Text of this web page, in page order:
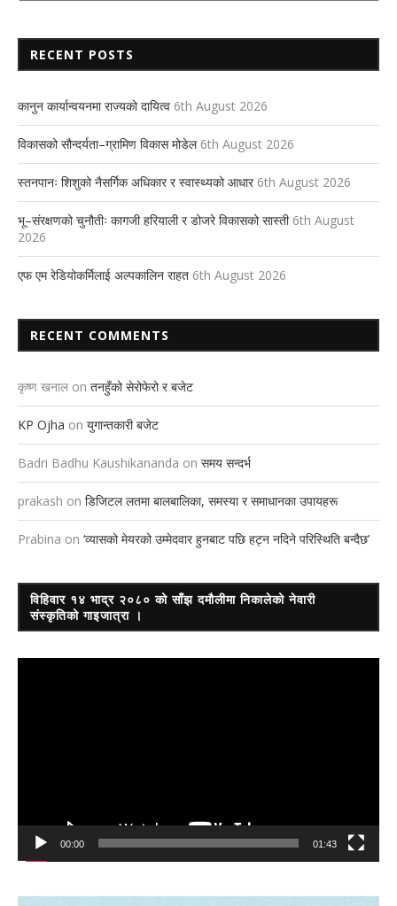
RECENT POSTS
कानुन कार्यान्वयनमा राज्यको दायित्व 6th August 2026
विकासको सौन्दर्यता–ग्रामिण विकास मोडेल 6th August 2026
स्तनपानः शिशुको नैसर्गिक अधिकार र स्वास्थ्यको आधार 6th August 2026
भू–संरक्षणको चुनौतीः कागजी हरियाली र डोजरे विकासको सास्ती 6th August
2026
एफ एम रेडियोकर्मिलाई अल्पकालिन राहत 6th August 2026
RECENT COMMENTS
कृष्ण खनाल on तनहुँको सेरोफेरो र बजेट
KP Ojha on युगान्तकारी बजेट
Badri Badhu Kaushikananda on समय सन्दर्भ
prakash on डिजिटल लतमा बालबालिका, समस्या र समाधानका उपायहरू
Prabina on ‘व्यासको मेयरको उम्मेदवार हुनबाट पछि हट्न नदिने परिस्थिति बन्दैछ’
विहिवार १४ भाद्र २०८० को साँझ दमौलीमा निकालेको नेवारी
संस्कृतिको गाइजात्रा ।
00:00 01:43